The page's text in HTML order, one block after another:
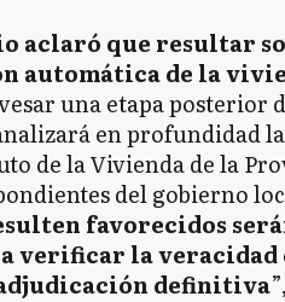
aclaró que resultar
automática de la
una etapa posterior
en profundidad
de la Vivienda de la
del gobierno
favorecidos
verificar la veracidad
definitiva